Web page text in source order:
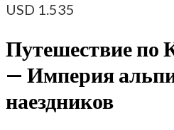
USD 1.535
Путешествие по
— Империя
наездников